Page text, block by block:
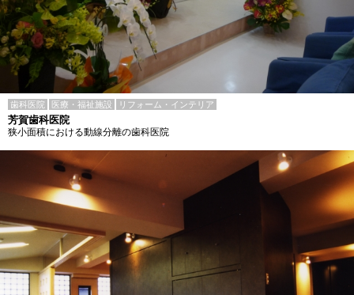
歯科医院 医療・福祉施設 リフォーム・インテリア
芳賀歯科医院
狭小面積における動線分離の歯科医院